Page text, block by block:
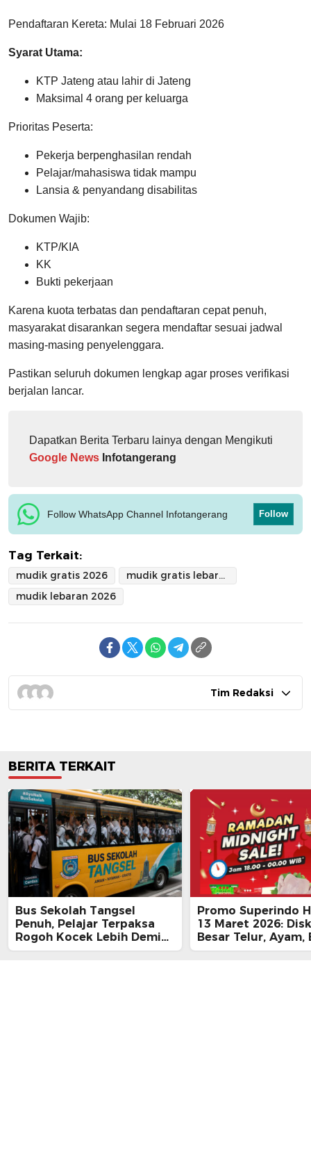
Pendaftaran Kereta: Mulai 18 Februari 2026
Syarat Utama:
KTP Jateng atau lahir di Jateng
Maksimal 4 orang per keluarga
Prioritas Peserta:
Pekerja berpenghasilan rendah
Pelajar/mahasiswa tidak mampu
Lansia & penyandang disabilitas
Dokumen Wajib:
KTP/KIA
KK
Bukti pekerjaan
Karena kuota terbatas dan pendaftaran cepat penuh,
masyarakat disarankan segera mendaftar sesuai jadwal
masing-masing penyelenggara.
Pastikan seluruh dokumen lengkap agar proses verifikasi
berjalan lancar.
Dapatkan Berita Terbaru lainya dengan Mengikuti
Google News Infotangerang
Follow WhatsApp Channel Infotangerang Follow
Tag Terkait:
mudik gratis 2026
mudik gratis lebaran 2026
mudik lebaran 2026
Tim Redaksi
BERITA TERKAIT
Bus Sekolah Tangsel
Penuh, Pelajar Terpaksa
Rogoh Kocek Lebih Demi
Tiba Tepat Waktu
Promo Superindo
13 Maret 2026:
Besar Telur, Ayam,
hingga Daging,